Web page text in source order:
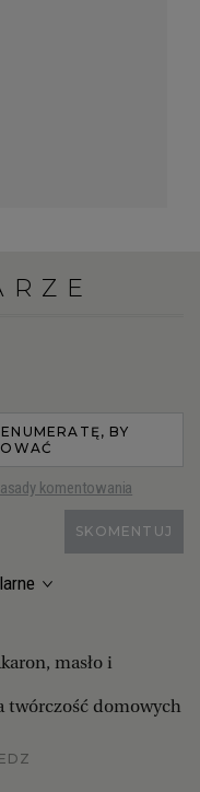
BY
komentowania
SKOMENTUJ
masło i
twórczość domowych